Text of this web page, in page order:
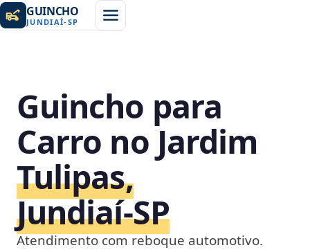
GUINCHO
JUNDIAÍ-SP
Guincho para
Carro no Jardim
Tulipas,
Jundiaí‑SP
Atendimento com reboque automotivo.